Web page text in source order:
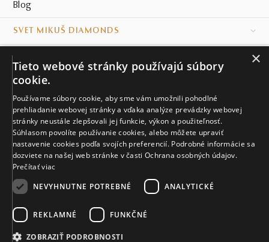
Blog
SVET MIKUŠ DIAMONDS
KONTAKT
Naše klenotníctva
Sídlo spoločnosti
© MIKUŠ DIAMONDS, A.S. 2026. VŠETKY PRÁVA VYHRADENÉ.
×
Tieto webové stránky používajú súbory
cookie.
Používame súbory cookie, aby sme vám umožnili pohodlné
prehliadanie webovej stránky a vďaka analýze prevádzky webovej
stránky neustále zlepšovali jej funkcie, výkon a použiteľnosť.
Súhlasom povolíte používanie cookies, alebo môžete upraviť
nastavenie cookies podľa svojích preferencií. Podrobné informácie sa
dozviete na našej web stránke v časti Ochrana osobných údajov.
Prečítať viac
NEVYHNUTNE POTREBNÉ
ANALYTICKÉ
REKLAMNÉ FUNKČNÉ
ZOBRAZIŤ PODROBNOSTI